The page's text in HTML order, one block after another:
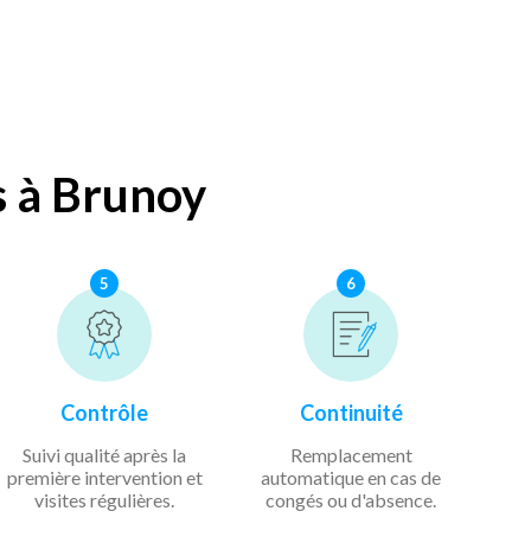
à Brunoy
5
Contrôle
Suivi qualité après la
première intervention et
visites régulières.
6
Continuité
Remplacement
automatique en cas de
congés ou d'absence.